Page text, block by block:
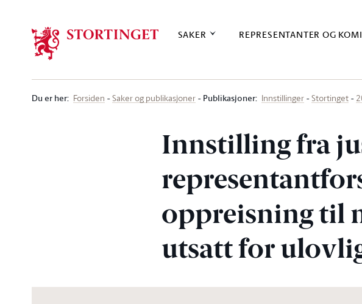
SAKER REPRESENTANTER OG
Du er her: Forsiden Saker og publikasjoner Publikasjoner: Innstillinger Stortinget
Innstilling fra
oppreisning til
utsatt for